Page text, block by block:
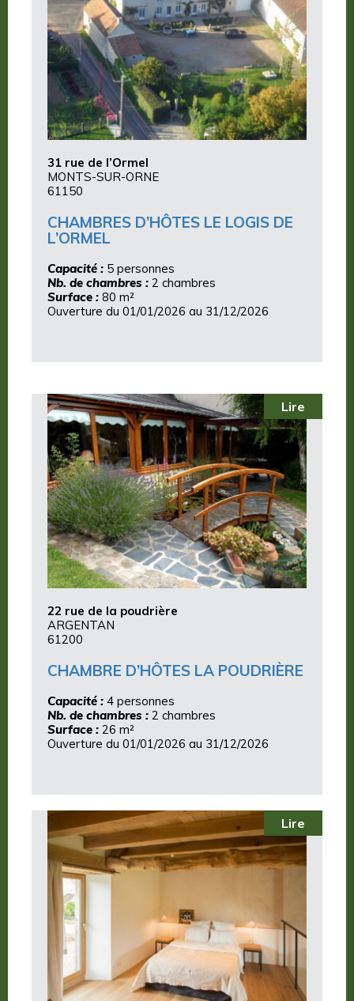
31 rue de l’Ormel
MONTS-SUR-ORNE
61150
CHAMBRES D’HÔTES LE LOGIS DE
L’ORMEL
Capacité : 5 personnes
Nb. de chambres : 2 chambres
Surface : 80 m²
Ouverture du 01/01/2026 au 31/12/2026
Lire
22 rue de la poudrière
ARGENTAN
61200
CHAMBRE D’HÔTES LA POUDRIÈRE
Capacité : 4 personnes
Nb. de chambres : 2 chambres
Surface : 26 m²
Ouverture du 01/01/2026 au 31/12/2026
Lire